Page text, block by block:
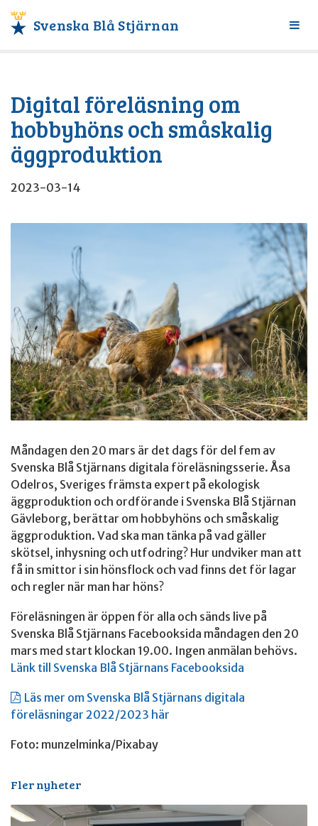
Svenska Blå Stjärnan
Växla
Digital föreläsning om
hobbyhöns och småskalig
äggproduktion
2023-03-14
Måndagen den 20 mars är det dags för del fem av
Svenska Blå Stjärnans digitala föreläsningsserie. Åsa
Odelros, Sveriges främsta expert på ekologisk
äggproduktion och ordförande i Svenska Blå Stjärnan
Gävleborg, berättar om hobbyhöns och småskalig
äggproduktion. Vad ska man tänka på vad gäller
skötsel, inhysning och utfodring? Hur undviker man att
få in smittor i sin hönsflock och vad finns det för lagar
och regler när man har höns?
Föreläsningen är öppen för alla och sänds live på
Svenska Blå Stjärnans Facebooksida måndagen den 20
mars med start klockan 19.00. Ingen anmälan behövs.
Länk till Svenska Blå Stjärnans Facebooksida
Läs mer om Svenska Blå Stjärnans digitala
föreläsningar 2022/2023 här
Foto: munzelminka/Pixabay
Fler nyheter